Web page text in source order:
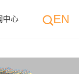
中心 EN